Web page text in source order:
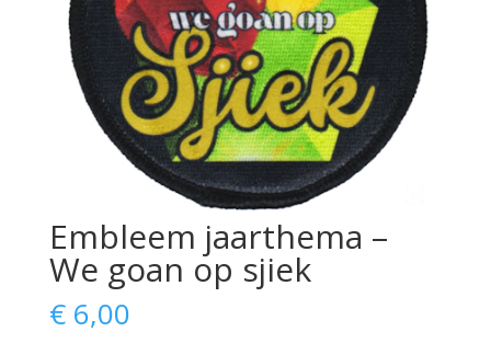
Embleem jaarthema –
We goan op sjiek
€6,00